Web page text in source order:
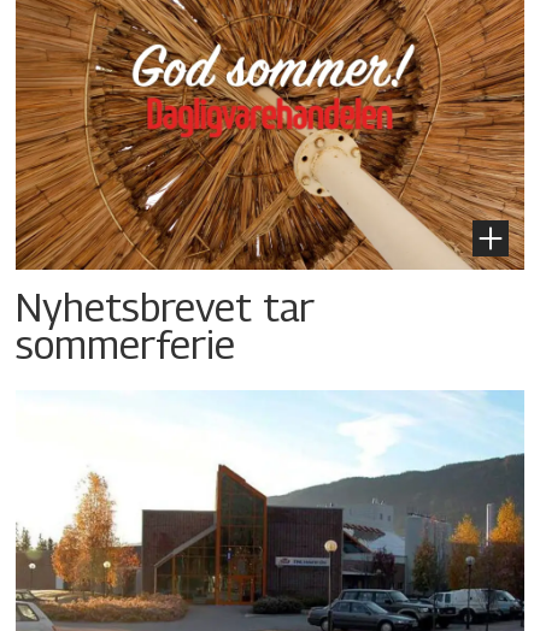
Nyhetsbrevet tar
sommerferie